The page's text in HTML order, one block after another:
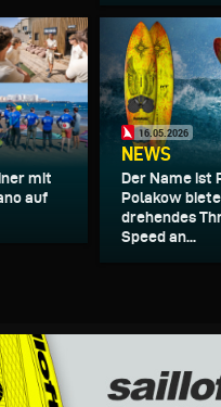
mit
auf
16.05.2026
NEWS
Der Name ist
Polakow
drehendes
Speed an...